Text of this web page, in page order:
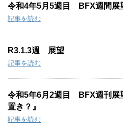
令和4年5月5週目 BFX週間展
記事を読む
R3.1.3週 展望
記事を読む
令和5年6月2週目 BFX週刊
置き？』
記事を読む